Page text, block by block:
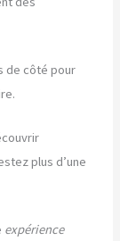
de côté pour
plus d’une
expérience